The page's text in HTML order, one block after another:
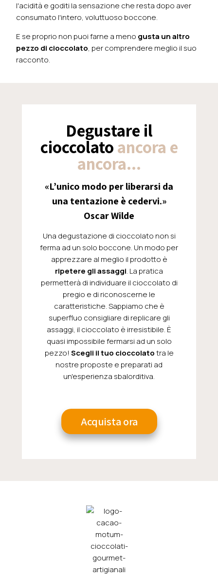
l'acidità e goditi la sensazione che resta dopo aver
consumato l'intero, voluttuoso boccone.
E se proprio non puoi farne a meno gusta un altro
pezzo di cioccolato, per comprendere meglio il suo
racconto.
Degustare il
cioccolatoancora e
ancora...
«L’unico modo per liberarsi da
una tentazione è cedervi.»
Oscar Wilde
Una degustazione di cioccolato non si
ferma ad un solo boccone. Un modo per
apprezzare al meglio il prodotto è
ripetere gli assaggi. La pratica
permetterà di individuare il cioccolato di
pregio e di riconoscerne le
caratteristiche. Sappiamo che è
superfluo consigliare di replicare gli
assaggi, il cioccolato è irresistibile. È
quasi impossibile fermarsi ad un solo
pezzo! Scegli il tuo cioccolatotra le
nostre proposte e preparati ad
un'esperienza sbalorditiva.
Acquista ora